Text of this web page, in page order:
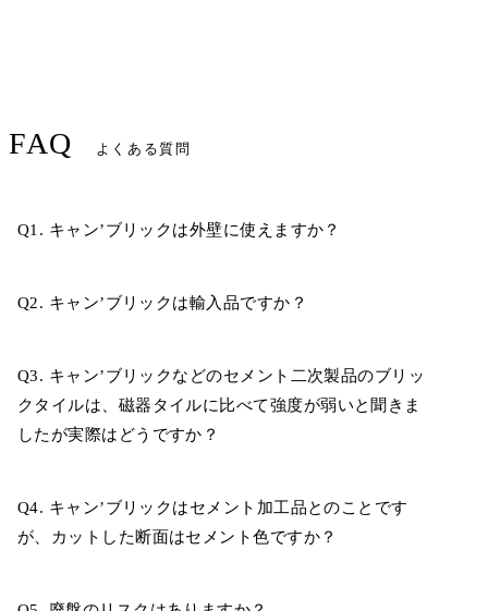
FAQ よくある質問
Q1. キャン’ブリックは外壁に使えますか？
Q2. キャン’ブリックは輸入品ですか？
Q3. キャン’ブリックなどのセメント二次製品のブリッ
クタイルは、磁器タイルに比べて強度が弱いと聞きま
したが実際はどうですか？
Q4. キャン’ブリックはセメント加工品とのことです
が、カットした断面はセメント色ですか？